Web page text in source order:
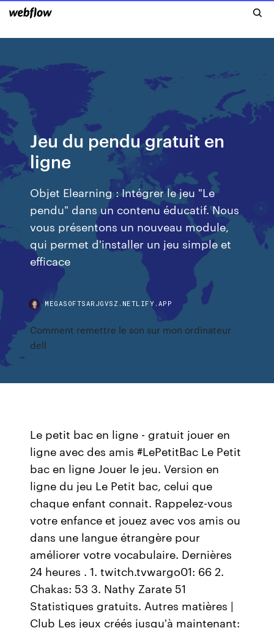
Jeu du pendu gratuit en
ligne
Objet Elearning : Intégrer le jeu "Le
pendu" dans un contenu éducatif. Nous
vous présentons un nouveau module,
qui permet d'installer un jeu simple et
efficace
MEGASOFTSARJGVSZ.NETLIFY.APP
Comment remettre le son sur mon ordinateur
dell
Le petit bac en ligne - gratuit jouer en
ligne avec des amis #LePetitBac Le Petit
bac en ligne Jouer le jeu. Version en
ligne du jeu Le Petit bac, celui que
chaque enfant connait. Rappelez-vous
votre enfance et jouez avec vos amis ou
dans une langue étrangère pour
améliorer votre vocabulaire. Dernières
24 heures . 1. twitch.tvwargo01: 66 2.
Chakas: 53 3. Nathy Zarate 51
Statistiques gratuits. Autres matières |
Club Les jeux créés jusqu'à maintenant: